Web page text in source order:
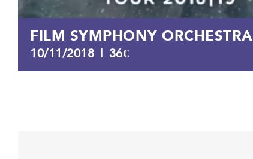
FILM SYMPHONY ORCHESTRA
10/11/2018 | 36€